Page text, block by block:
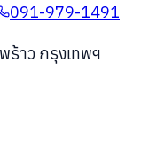
091-979-1491
ร้าว กรุงเทพฯ